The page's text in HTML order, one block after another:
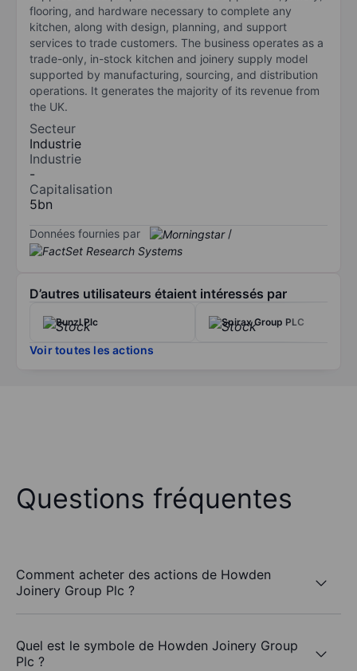
flooring, and hardware necessary to complete any
kitchen, along with design, planning, and support
services to trade customers. The business operates as a
trade-only, in-stock kitchen and joinery supply model
supported by manufacturing, sourcing, and distribution
operations. It generates the majority of its revenue from
the UK.
Secteur
Industrie
Industrie
-
Capitalisation
5bn
Données fournies par /
D’autres utilisateurs étaient intéressés par
Bunzl Plc Spirax Group PLC
Voir toutes les actions
Questions fréquentes
Comment acheter des actions de Howden
Joinery Group Plc ?
Quel est le symbole de Howden Joinery Group
Plc ?